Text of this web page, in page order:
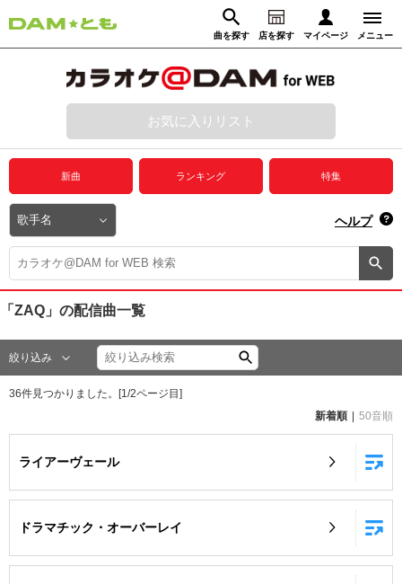
曲を探す 店を探す マイページ メニュー
動画からさがす 録音からさがす
ログイン
プレミアムサービス
DAM★とも動画
DAM★とも録音
カラオケ＠DAM
ユーザー検索
DAMの新曲・ランキングなど
お気に入りリスト
新曲 ランキング 特集
ヘルプ
「ZAQ」 の配信曲一覧
絞り込み
36件見つかりました。[1 /2ページ目]
新着順
50音順
ライアーヴェール
ドラマチック・オーバーレイ